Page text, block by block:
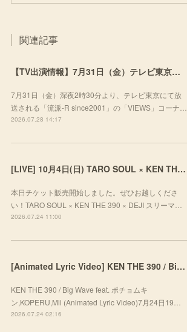
関連記事
【TV出演情報】7月31日（金）テレビ東京「流派-R since2001」
7月31日（金）深夜2時30分より、テレビ東京にて放
送される「流派-R since2001」の「VIEWS」コーナ…
2026.07.28 14:17
[LIVE] 10月4日(日) TARO SOUL × KEN THE 390 × DEJI スリーマンLIVE "THREE THE HARD WAY” @ ORD. 代官山
本日チケット販売開始しました。ぜひお越しくださ
い！TARO SOUL × KEN THE 390 × DEJI スリーマ…
2026.07.24 11:00
[Animated Lyric Video] KEN THE 390 / Big Wave feat. ポチョムキン,KOPERU,Mii
KEN THE 390 / Big Wave feat. ポチョムキ
ン,KOPERU,Mii (Animated Lyric Video)7月24日19…
2026.07.24 02:16